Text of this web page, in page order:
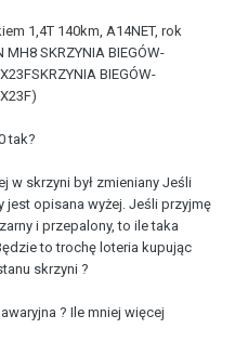
1,4T 140km, A14NET, rok
SKRZYNIA BIEGÓW-
BIEGÓW-
tak?
w skrzyni był zmieniany Jeśli
jest opisana wyżej. Jeśli przyjmę
i przepalony, to ile taka
to trochę loteria kupując
skrzyni ?
? Ile mniej więcej